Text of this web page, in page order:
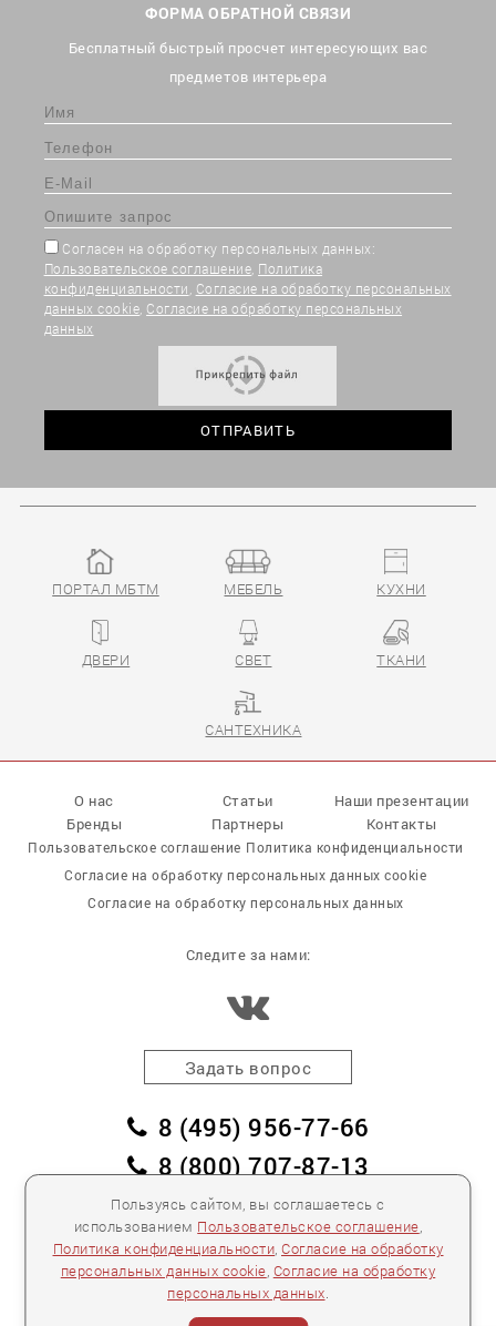
ФОРМА ОБРАТНОЙ СВЯЗИ
Бесплатный быстрый просчет интересующих вас
предметов интерьера
Согласен на обработку персональных данных:
Пользовательское соглашение Политика
конфиденциальности Согласие на обработку персональных
данных cookie Согласие на обработку персональных
данных
Пользуясь сайтом, вы соглашаетесь с
использованием Пользовательское соглашение
Политика конфиденциальности Согласие на обработку
персональных данных cookie Согласие на обработку
персональных данных
ПОРТАЛ МБТМ МЕБЕЛЬ КУХНИ
ДВЕРИ СВЕТ ТКАНИ
САНТЕХНИКА
О нас Статьи
Наши презентации
Бренды
Партнеры Контакты
Пользовательское соглашение Политика конфиденциальности
Согласие на обработку персональных данных cookie
Согласие на обработку персональных данных
Следите за нами:
Задать вопрос
8 (495) 956-77-66
8 (800) 707-87-13
заказать обратный звонок
пл. Победы, дом 2, корпус 2
Для спецификаций и предложений:info@mebelclub.ru
Выставленные на данном сайте предложения
публичной офертой не являются.